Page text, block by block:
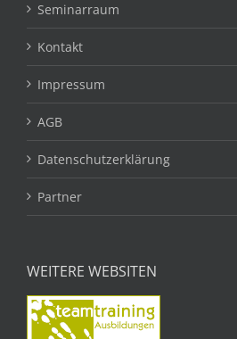
Seminarraum
Kontakt
Impressum
AGB
Datenschutzerklärung
Partner
WEITERE WEBSITEN